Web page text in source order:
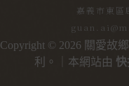
嘉義市東
Copyright © 2026 關愛故
利。｜本網站由